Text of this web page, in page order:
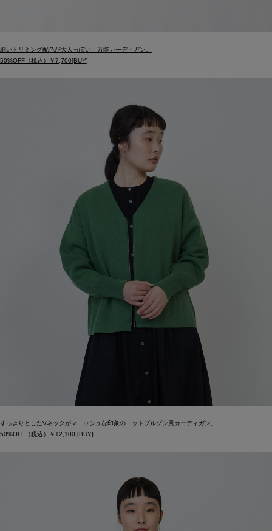
細いトリミング配色が大人っぽい、万能カーディガン。
50%OFF（税込）￥7,700[BUY]
すっきりとしたVネックがマニッシュな印象のニットブルゾン風カーディガン。
50%OFF（税込）￥12,100 [BUY]